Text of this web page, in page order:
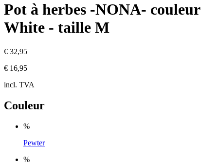
Pot à herbes -NONA- couleur
White - taille M
€ 32,95
€ 16,95
incl. TVA
Couleur
%
Pewter
%